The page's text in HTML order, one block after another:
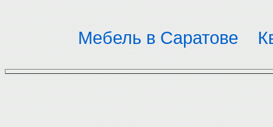
Мебель в Саратове